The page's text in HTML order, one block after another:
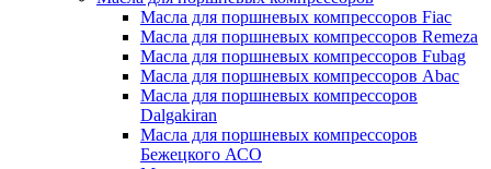
Масла для поршневых компрессоров Fiac
Масла для поршневых компрессоров Remeza
Масла для поршневых компрессоров Fubag
Масла для поршневых компрессоров Abac
Масла для поршневых компрессоров
Dalgakiran
Масла для поршневых компрессоров
Бежецкого АСО